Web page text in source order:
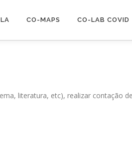
CO-MAPS CO-LAB COVID
literatura, etc), realizar contação